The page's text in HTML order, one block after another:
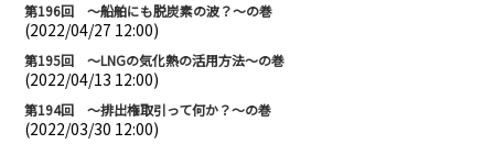
第196回 ～船舶にも脱炭素の波？～の巻
(2022/04/27 12:00)
第195回 ～LNGの気化熱の活用方法～の巻
(2022/04/13 12:00)
第194回 ～排出権取引って何か？～の巻
(2022/03/30 12:00)